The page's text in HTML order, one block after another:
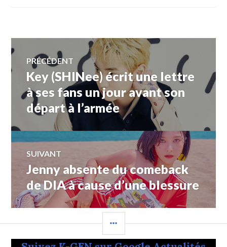
Navigation
de
l’article
PRÉCÉDENT
Article
précédent :
Key (SHINee) écrit une lettre
à ses fans un jour avant son
départ à l’armée
SUIVANT
Article
Suivant:
Jenny absente du comeback
de DIA à cause d’une blessure
LATÉRALE